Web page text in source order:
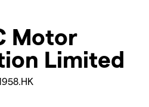
Motor
Limited